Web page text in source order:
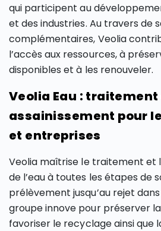
qui participent au
et des industries. Au travers de
complémentaires, Veolia
l’accès aux ressources, à
disponibles et à les renouveler.
Veolia Eau : traitement
assainissement pour
et entreprises
Veolia maîtrise le traitement et
de l’eau à toutes les étapes de
prélèvement jusqu’au rejet
groupe innove pour préserver
favoriser le recyclage ainsi que